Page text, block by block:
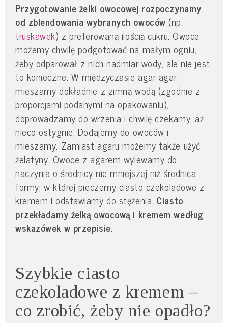
Przygotowanie żelki owocowej rozpoczynamy
od zblendowania wybranych owoców (np.
truskawek) z preferowaną ilością cukru. Owoce
możemy chwilę podgotować na małym ogniu,
żeby odparował z nich nadmiar wody, ale nie jest
to konieczne. W międzyczasie agar agar
mieszamy dokładnie z zimną wodą (zgodnie z
proporcjami podanymi na opakowaniu),
doprowadzamy do wrzenia i chwilę czekamy, aż
nieco ostygnie. Dodajemy do owoców i
mieszamy. Zamiast agaru możemy także użyć
żelatyny. Owoce z agarem wylewamy do
naczynia o średnicy nie mniejszej niż średnica
formy, w której pieczemy ciasto czekoladowe z
kremem i odstawiamy do stężenia. Ciasto
przekładamy żelką owocową i kremem według
wskazówek w przepisie.
Szybkie ciasto
czekoladowe z kremem –
co zrobić, żeby nie opadło?